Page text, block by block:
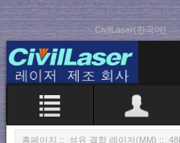
CivilLaser(한국어)
홈페이지 :: 섬유 결합 레이저(MM) ::